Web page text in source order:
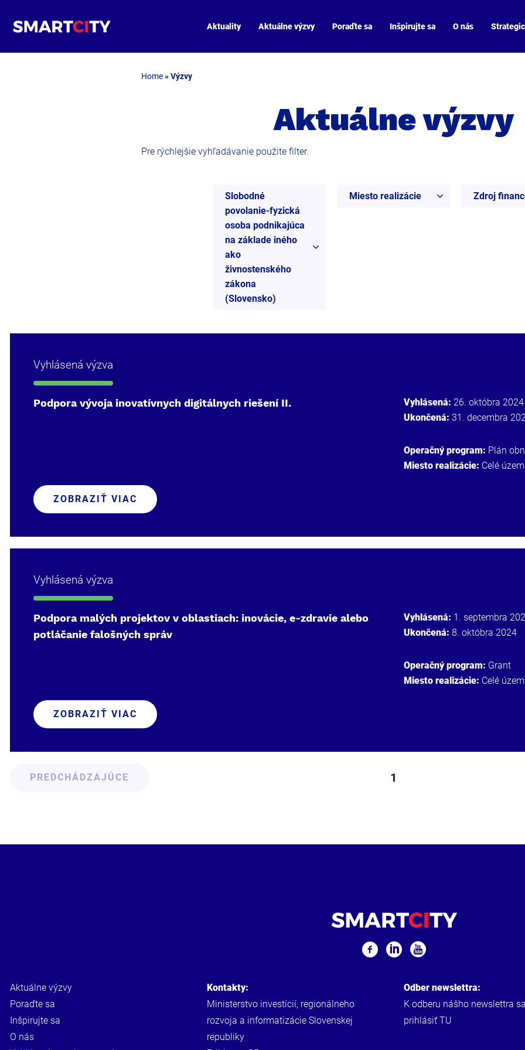
Aktuality Aktuálne výzvy Poraďte sa Inšpirujte sa O nás
Home»Výzvy
Aktuálne výzvy
Pre rýchlejšie vyhľadávanie použite filter.
Slobodné
povolanie-fyzická
osoba podnikajúca
na základe iného
ako
živnostenského
zákona
(Slovensko)
Miesto realizácie Zdroj
Vyhlásená výzva
Podpora vývoja inovatívnych digitálnych riešení II. Vyhlásená: 26. októbra 2024
Ukončená: 31. decembra
Operačný program: Plán
Miesto realizácie: Celé
ZOBRAZIŤ VIAC
Vyhlásená výzva
Podpora malých projektov v oblastiach: inovácie, e-zdravie alebo
potláčanie falošných správ
Vyhlásená: 1. septembra
Ukončená: 8. októbra 2024
Operačný program: Grant
Miesto realizácie: Celé
ZOBRAZIŤ VIAC
PREDCHÁDZAJÚCE 1
Aktuálne výzvy
Poraďte sa
Inšpirujte sa
O nás
Kontakty:
Ministerstvo investícií, regionálneho
rozvoja a informatizácie Slovenskej
republiky
Odber newslettra:
K odberu nášho newslettra
prihlásiťTU